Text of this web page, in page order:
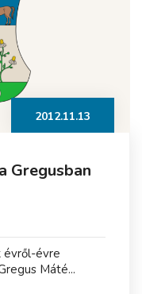
2012.11.13
Gregusban
évről-évre
Máté...